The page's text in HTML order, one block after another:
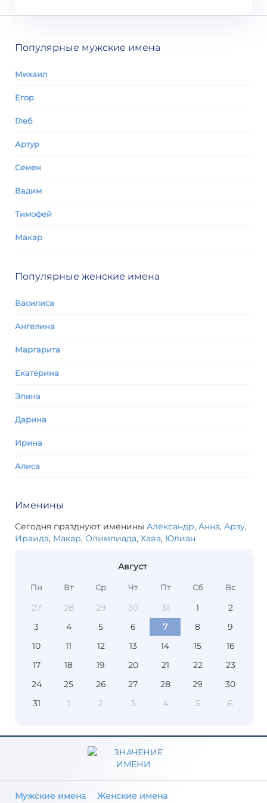
Популярные мужские имена
Михаил
Егор
Глеб
Артур
Семен
Вадим
Тимофей
Макар
Популярные женские имена
Василиса
Ангелина
Маргарита
Екатерина
Элина
Дарина
Ирина
Алиса
Именины
Сегодня празднуют именины Александр, Анна, Арзу,
Ираида, Макар, Олимпиада, Хава, Юлиан
Август
Пн Вт Ср Чт Пт Сб Вс
27 28 29 30 31 1
2
3
4 5 6 7 8
9
10
11 12 13 14 15
16
17
18 19 20 21 22
23
24
25 26 27 28 29
30
31
1 2 3 4 5 6
Мужские имена Женские имена